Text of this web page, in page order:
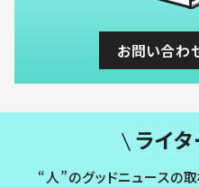
お問い合わ
ライタ
“人”のグッドニュースの